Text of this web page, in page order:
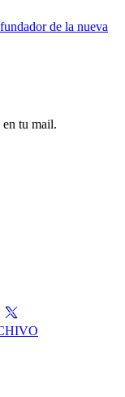
de la nueva
en tu mail.